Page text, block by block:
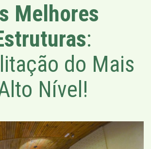
Melhores
:
do Mais
Nível!